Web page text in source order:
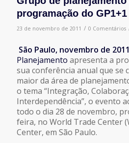
programação do GP1+1
23 de novembro de 2011 / 0 Comentários
São Paulo, novembro de
Planejamento apresenta a
sua conferência anual que se
maior da área de
o tema “Integração,
Interdependência”, o evento
todo o dia 28 de novembro,
feira, no World Trade Center
Center, em São Paulo.